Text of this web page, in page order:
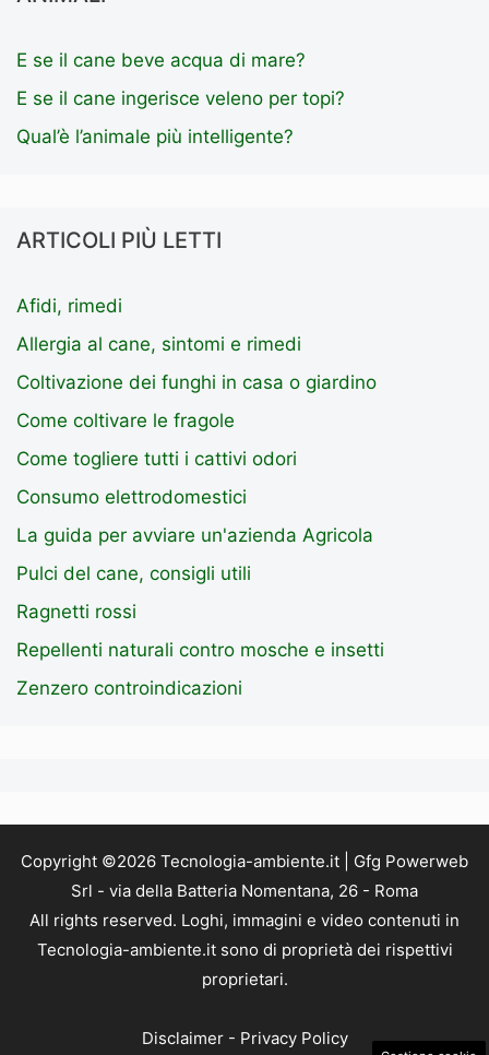
E se il cane beve acqua di mare?
E se il cane ingerisce veleno per topi?
Qual’è l’animale più intelligente?
ARTICOLI PIÙ LETTI
Afidi, rimedi
Allergia al cane, sintomi e rimedi
Coltivazione dei funghi in casa o giardino
Come coltivare le fragole
Come togliere tutti i cattivi odori
Consumo elettrodomestici
La guida per avviare un'azienda Agricola
Pulci del cane, consigli utili
Ragnetti rossi
Repellenti naturali contro mosche e insetti
Zenzero controindicazioni
Copyright ©2026 Tecnologia-ambiente.it | Gfg Powerweb
Srl - via della Batteria Nomentana, 26 - Roma
All rights reserved. Loghi, immagini e video contenuti in
Tecnologia-ambiente.it sono di proprietà dei rispettivi
proprietari.
Disclaimer- Privacy Policy